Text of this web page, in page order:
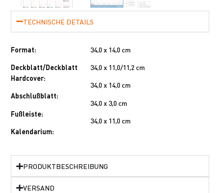
TECHNISCHE DETAILS
Format:
Deckblatt/Deckblatt
Hardcover:
Abschlußblatt:
Fußleiste:
Kalendarium:
34,0 x 14,0 cm
34,0 x 11,0/11,2 cm
34,0 x 14,0 cm
34,0 x 3,0 cm
34,0 x 11,0 cm
PRODUKTBESCHREIBUNG
VERSAND